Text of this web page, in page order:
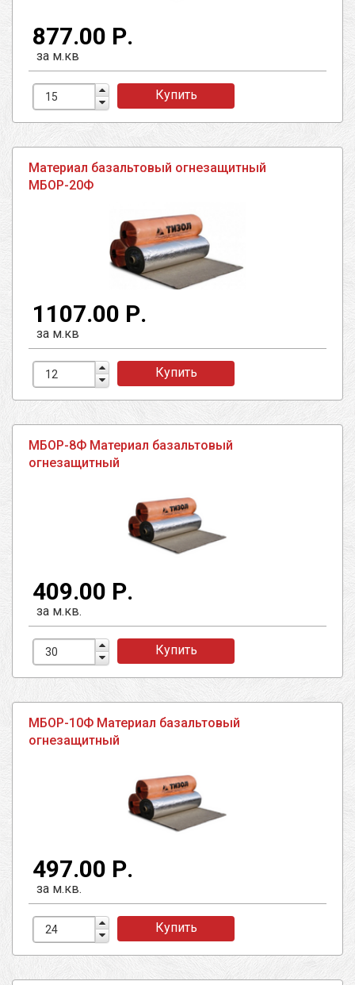
877.00 Р.
за м.кв
Купить
Материал базальтовый огнезащитный
МБОР-20Ф
1107.00 Р.
за м.кв
Купить
МБОР-8Ф Материал базальтовый
огнезащитный
409.00 Р.
за м.кв.
Купить
МБОР-10Ф Материал базальтовый
огнезащитный
497.00 Р.
за м.кв.
Купить